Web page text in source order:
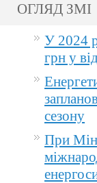
ОГЛЯД ЗМІ
У 2024
грн у
сезону
При